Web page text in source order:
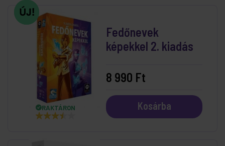
RAKTÁRON
Fedőnevek
képekkel 2. kiadás
8 990 Ft
Kosárba